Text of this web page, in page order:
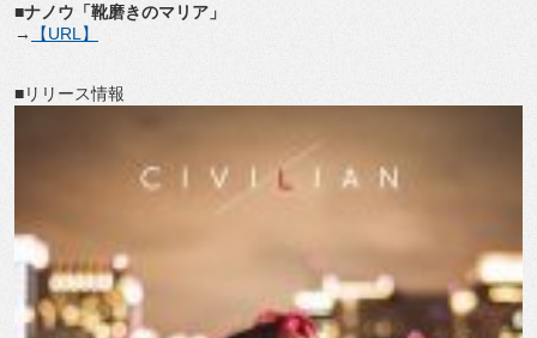
■ナノウ「靴磨きのマリア」
→
【URL】
■リリース情報